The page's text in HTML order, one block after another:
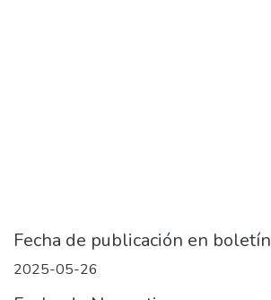
Fecha de publicación en boletín
2025-05-26